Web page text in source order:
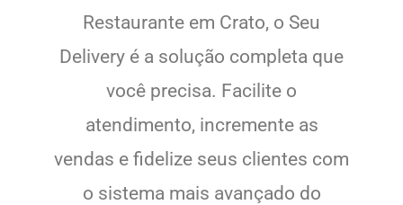
Restaurante em Crato, o Seu
Delivery é a solução completa que
você precisa. Facilite o
atendimento, incremente as
vendas e fidelize seus clientes com
o sistema mais avançado do